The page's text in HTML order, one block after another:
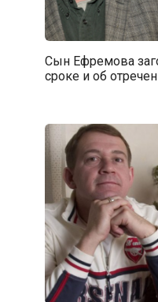
Сын Ефремова
сроке и об